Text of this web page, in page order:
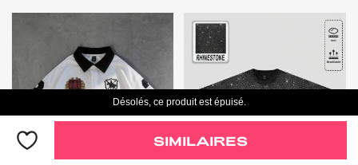
Désolés, ce produit est épuisé.
SIMILAIRES